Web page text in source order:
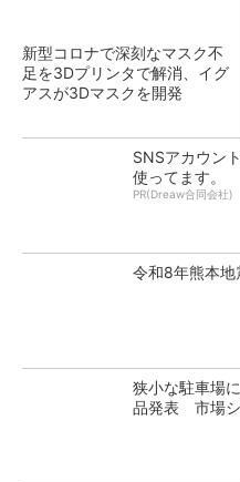
新型コロナで深刻なマスク不
足を3Dプリンタで解消、イグ
アスが3Dマスクを開発
SNSアカウン
使ってます。
PR(Dreaw合同会社)
令和8年熊本地
狭小な駐車場
品発表 市場